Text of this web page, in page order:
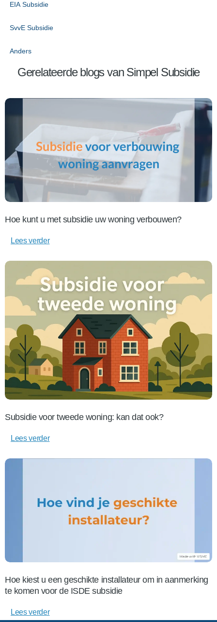
EIA Subsidie
SvvE Subsidie
Anders
Gerelateerde blogs van Simpel Subsidie
Hoe kunt u met subsidie uw woning verbouwen?
Lees verder
Subsidie voor tweede woning: kan dat ook?
Lees verder
Hoe kiest u een geschikte installateur om in aanmerking
te komen voor de ISDE subsidie
Lees verder